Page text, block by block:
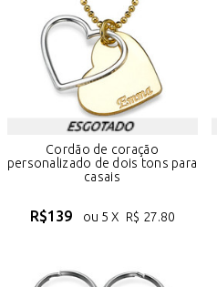
Cordão de coração
personalizado de dois tons para
casais
R$139 ou 5 X R$ 27.80